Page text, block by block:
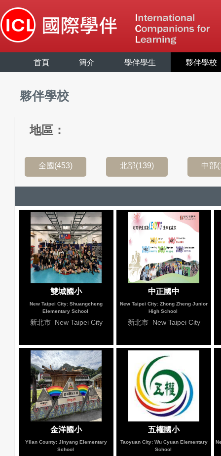
首頁 簡介 學伴學生 夥伴學校
夥伴學校
地區：
全國(453) 北部(139) 中部
雙城國小
New Taipei City: Shuangcheng
Elementary School
新北市 New Taipei City
中正國中
New Taipei City: Zhong Zheng Junior
High School
新北市 New Taipei City
金洋國小
Yilan County: Jinyang Elementary
School
五權國小
Taoyuan City: Wu Cyuan Elementary
School